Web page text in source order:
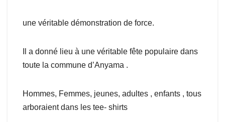
une véritable démonstration de force.
Il a donné lieu à une véritable fête populaire dans
toute la commune d’Anyama .
Hommes, Femmes, jeunes, adultes , enfants , tous
arboraient dans les tee- shirts